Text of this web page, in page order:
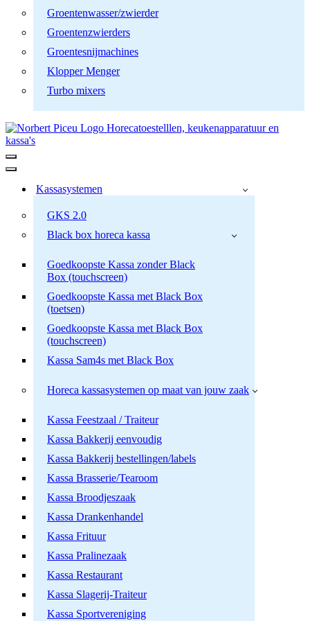
Groentenwasser/zwierder
Groentenzwierders
Groentesnijmachines
Klopper Menger
Turbo mixers
Navigatiemenu
Navigatiemenu
Kassasystemen
GKS 2.0
Black box horeca kassa
Goedkoopste Kassa zonder Black
Box (touchscreen)
Goedkoopste Kassa met Black Box
(toetsen)
Goedkoopste Kassa met Black Box
(touchscreen)
Kassa Sam4s met Black Box
Horeca kassasystemen op maat van jouw zaak
Kassa Feestzaal / Traiteur
Kassa Bakkerij eenvoudig
Kassa Bakkerij bestellingen/labels
Kassa Brasserie/Tearoom
Kassa Broodjeszaak
Kassa Drankenhandel
Kassa Frituur
Kassa Pralinezaak
Kassa Restaurant
Kassa Slagerij-Traiteur
Kassa Sportvereniging